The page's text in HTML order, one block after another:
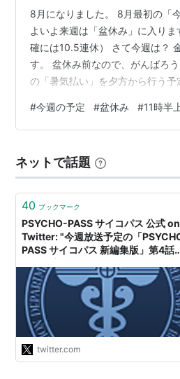
8月になりました。 8月最初の「
よいよ来週は「盆休み」に入り
確には10.5連休） さて今週は？
す。 盆休み前なので、がんばろ
の「暑気払い」を夕方から行う予
「盆休み」です。 最近はほとん
休みを多めにしています。 今週
ランキング参加中gooからきまし
2025年開設ブログ ランキング参
ング参…
#今週の予定 #盆休み #11時半
ネットで話題
40 ブックマーク
PSYCHO-PASS サイコパス 公式 on
Twitter: "今週放送予定の「
PASS サイコパス 新編集版」第4話
しくないという判断があり、来週
予定の第5話を繰り上げて放送する
とになりました。何卒ご了承くださ
い。今後第4話の放送の予定はあり
せん。"
twitter.com